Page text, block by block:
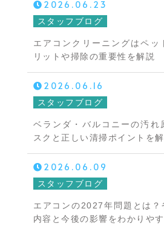
2026.06.23
スタッフブログ
エアコンクリーニングはペッ
リットや掃除の重要性を解説
2026.06.16
スタッフブログ
ベランダ・バルコニーの汚れ
スクと正しい清掃ポイントを
2026.06.09
スタッフブログ
エアコンの2027年問題とは？
内容と今後の影響をわかりや